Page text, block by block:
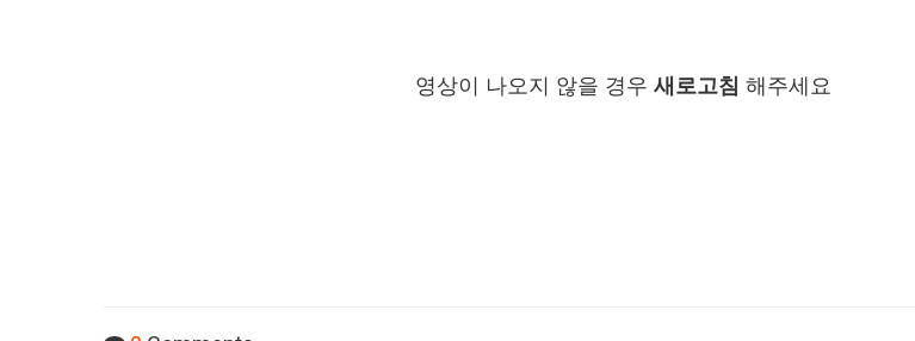
영상이 나오지 않을 경우 새로고침 해주세요